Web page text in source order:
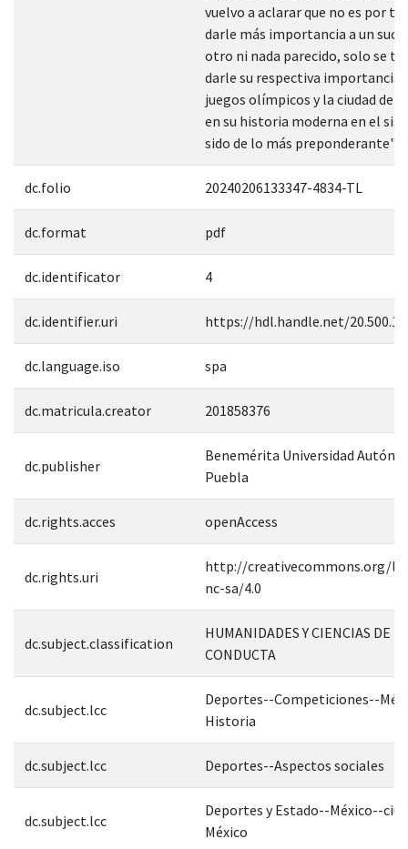
vuelvo a aclarar que no es por
darle más importancia a un
otro ni nada parecido, solo se
darle su respectiva importancia
juegos olímpicos y la ciudad de
en su historia moderna en el
sido de lo más preponderante".
dc.folio 20240206133347-4834-TL
dc.format pdf
dc.identificator 4
dc.identifier.uri https://hdl.handle.net/
dc.language.iso spa
dc.matricula.creator 201858376
dc.publisher
Benemérita Universidad
Puebla
dc.rights.acces openAccess
dc.rights.uri
http://creativecommons.org/
nc-sa/4.0
dc.subject.classification
HUMANIDADES Y CIENCIAS DE LA
CONDUCTA
dc.subject.lcc
Deportes--Competiciones--
Historia
dc.subject.lcc Deportes--Aspectos sociales
dc.subject.lcc
Deportes y Estado--México--
México